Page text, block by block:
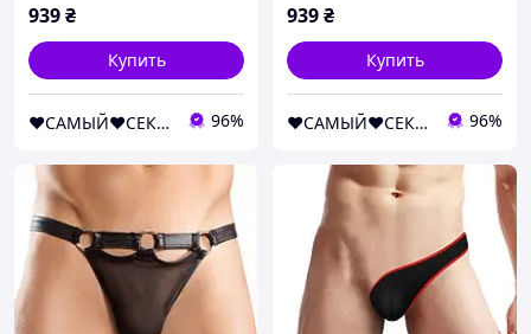
939₴
Купить
❤️САМЫЙ❤️СЕКСУАЛЬНЫЙ❤️МАГАЗИН❤️ 96%
939₴
Купить
❤️САМЫЙ❤️СЕКСУАЛЬНЫЙ❤️МАГАЗИН❤️ 96%